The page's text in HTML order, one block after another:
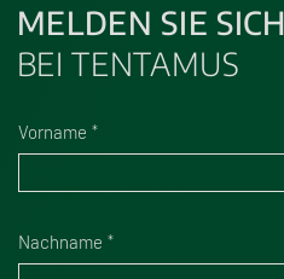
MELDEN SIE SICH
BEI TENTAMUS
Vorname
Nachname